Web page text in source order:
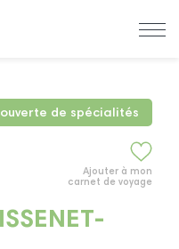
de spécialités
Ajouter à mon
carnet de voyage